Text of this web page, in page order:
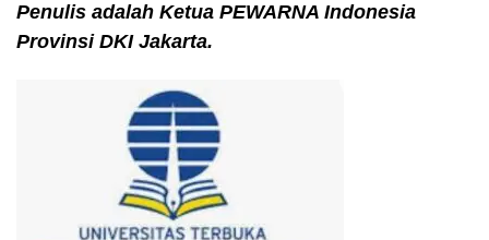
Penulis adalah Ketua PEWARNA Indonesia
Provinsi DKI Jakarta.